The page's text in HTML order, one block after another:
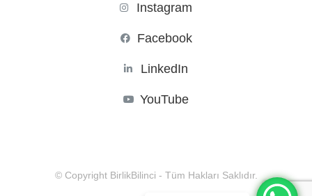
Instagram
Facebook
LinkedIn
YouTube
© Copyright BirlikBilinci - Tüm Hakları Saklıdır.